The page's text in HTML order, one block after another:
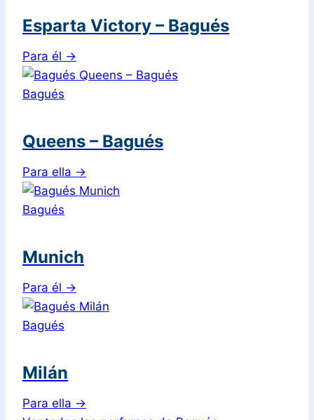
Esparta Victory – Bagués
Para él →
Bagués
Queens – Bagués
Para ella →
Bagués
Munich
Para él →
Bagués
Milán
Para ella →